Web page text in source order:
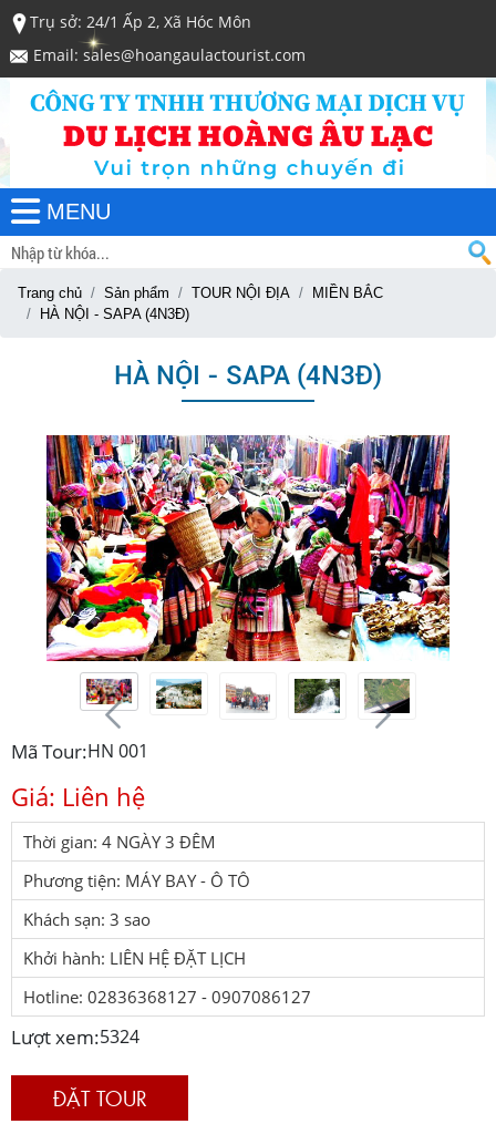
Trụ sở: 24/1 Ấp 2, Xã Hóc Môn
Email: sales@hoangaulactourist.com
MENU
Trang chủ Sản phẩm TOUR NỘI ĐỊA
MIỀN BẮC
HÀ NỘI - SAPA (4N3Đ)
HÀ NỘI - SAPA (4N3Đ)
Mã Tour:HN 001
Giá: Liên hệ
Thời gian: 4 NGÀY 3 ĐÊM
Phương tiện: MÁY BAY - Ô TÔ
Khách sạn: 3 sao
Khởi hành: LIÊN HỆ ĐẶT LỊCH
Hotline: 02836368127 - 0907086127
Lượt xem:5324
ĐẶT TOUR